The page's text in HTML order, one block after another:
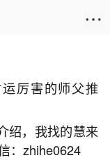
21 5 赞
厉害的师父推
绍，我找的慧来
：zhihe0624